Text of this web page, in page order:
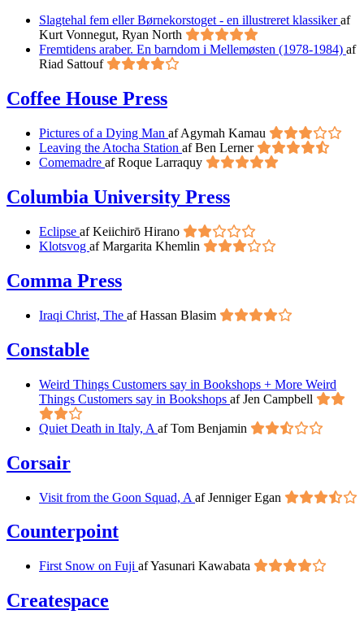
Slagtehal fem eller Børnekorstoget - en illustreret klassikeraf
Kurt Vonnegut, Ryan North
Fremtidens araber. En barndom i Mellemøsten (1978-1984) af
Riad Sattouf
Coffee House Press
Pictures of a Dying Man af Agymah Kamau
Leaving the Atocha Station af Ben Lerner
Comemadre af Roque Larraquy
Columbia University Press
Eclipse af Keiichirō Hirano
Klotsvog af Margarita Khemlin
Comma Press
Iraqi Christ, The af Hassan Blasim
Constable
Weird Things Customers say in Bookshops + More Weird
Things Customers say in Bookshops af Jen Campbell
Quiet Death in Italy, A af Tom Benjamin
Corsair
Visit from the Goon Squad, A af Jenniger Egan
Counterpoint
First Snow on Fuji af Yasunari Kawabata
Createspace